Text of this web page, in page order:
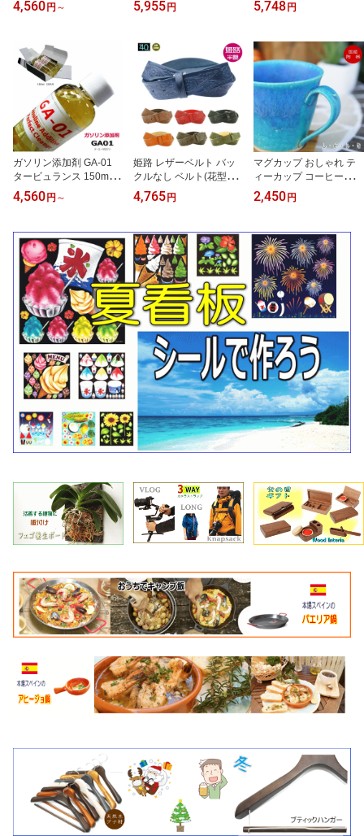
追加料金なし ガソリン車
4,560 円 ～
ブラック /ゴールド かみ
ー 園芸鉢 アガベ サボテ
ン 多肉植物 塊根植物 コ
ーデックス
5,955 円
台 観葉植物プランター
資材 花材 無垢材
5,748 円
ガソリン添加剤 GA-01
タービュランス 150ml×2
本 全国一律 送料無料｜
追加料金なし ガソリン車
洗浄 国産車・外車OK
4,560 円 ～
姫路 レザーベルト バッ
クルなし ベルト(花型7
色) メンズ 本革 40mm 幅
レザーベルト 日本製 一
バックル交換可能（バッ
クルは別売り）
4,765 円
マグカップ おしゃれ テ
ィーカップ コーヒーカッ
プ ターコイズブルー 濃
淡あり ターコイズ 信楽
ブルー 陶器 焼物 丸十製
陶 日本製 キッチン 小物
食器 古民家カフェ 茶器
2,450 円